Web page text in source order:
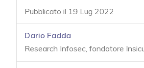
Pubblicato il 19 Lug 2022
Dario Fadda
Research Infosec, fondatore